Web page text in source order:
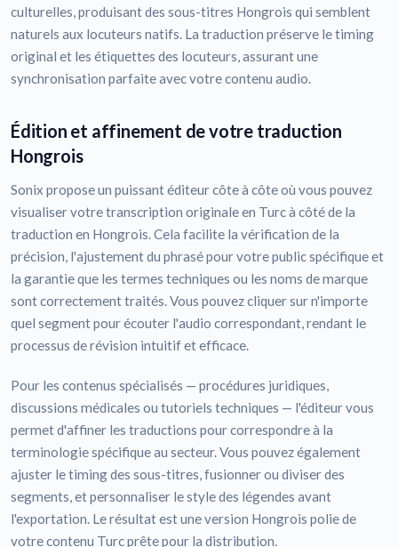
culturelles, produisant des sous-titres Hongrois qui semblent
naturels aux locuteurs natifs. La traduction préserve le timing
original et les étiquettes des locuteurs, assurant une
synchronisation parfaite avec votre contenu audio.
Édition et affinement de votre traduction
Hongrois
Sonix propose un puissant éditeur côte à côte où vous pouvez
visualiser votre transcription originale en Turc à côté de la
traduction en Hongrois. Cela facilite la vérification de la
précision, l'ajustement du phrasé pour votre public spécifique et
la garantie que les termes techniques ou les noms de marque
sont correctement traités. Vous pouvez cliquer sur n'importe
quel segment pour écouter l'audio correspondant, rendant le
processus de révision intuitif et efficace.
Pour les contenus spécialisés — procédures juridiques,
discussions médicales ou tutoriels techniques — l'éditeur vous
permet d'affiner les traductions pour correspondre à la
terminologie spécifique au secteur. Vous pouvez également
ajuster le timing des sous-titres, fusionner ou diviser des
segments, et personnaliser le style des légendes avant
l'exportation. Le résultat est une version Hongrois polie de
votre contenu Turc prête pour la distribution.